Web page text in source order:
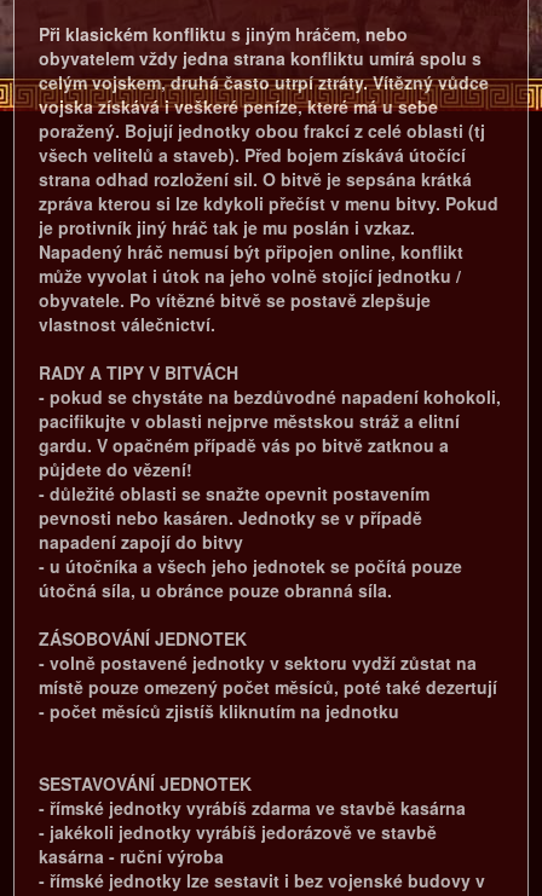
Při klasickém konfliktu s jiným hráčem, nebo
obyvatelem vždy jedna strana konfliktu umírá spolu s
celým vojskem, druhá často utrpí ztráty. Vítězný vůdce
vojska získává i veškeré peníze, které má u sebe
poražený. Bojují jednotky obou frakcí z celé oblasti (tj
všech velitelů a staveb). Před bojem získává útočící
strana odhad rozložení sil. O bitvě je sepsána krátká
zpráva kterou si lze kdykoli přečíst v menubitvy. Pokud
je protivník jiný hráč tak je mu poslán i vzkaz.
Napadený hráč nemusí být připojen online, konflikt
může vyvolat i útok na jeho volně stojící jednotku /
obyvatele. Po vítězné bitvě se postavě zlepšuje
vlastnost válečnictví.
RADY A TIPY V BITVÁCH
- pokud se chystáte na bezdůvodné napadení kohokoli,
pacifikujte v oblasti nejprve městskou stráž a elitní
gardu. V opačném případě vás po bitvě zatknou a
půjdete do vězení!
- důležité oblasti se snažte opevnit postavením
pevnosti nebo kasáren. Jednotky se v případě
napadení zapojí do bitvy
- u útočníka a všech jeho jednotek se počítá pouze
útočná síla, u obránce pouze obranná síla.
ZÁSOBOVÁNÍ JEDNOTEK
- volně postavené jednotky v sektoru vydží zůstat na
místě pouze omezený počet měsíců, poté také dezertují
- počet měsíců zjistíš kliknutím na jednotku
SESTAVOVÁNÍ JEDNOTEK
- římské jednotky vyrábíš zdarma ve stavbě kasárna
- jakékoli jednotky vyrábíš jedorázově ve stavbě
kasárna - ruční výroba
- římské jednotky lze sestavit i bez vojenské budovy v